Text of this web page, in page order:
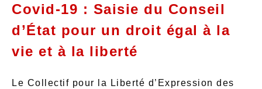
Covid-19 : Saisie du Conseil
d’État pour un droit égal à la
vie et à la liberté
Le Collectif pour la Liberté d’Expression des